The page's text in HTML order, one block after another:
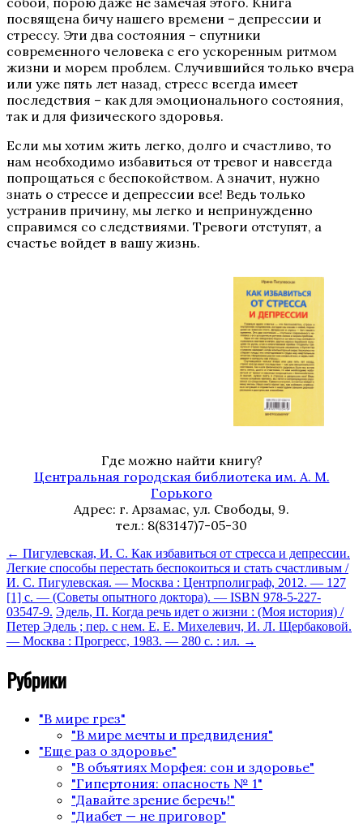
посвящена бичу нашего времени – депрессии и
стрессу. Эти два состояния – спутники
современного человека с его ускоренным ритмом
жизни и морем проблем. Случившийся только вчера
или уже пять лет назад, стресс всегда имеет
последствия – как для эмоционального состояния,
так и для физического здоровья.
Если мы хотим жить легко, долго и счастливо, то
нам необходимо избавиться от тревог и навсегда
попрощаться с беспокойством. А значит, нужно
знать о стрессе и депрессии все! Ведь только
устранив причину, мы легко и непринужденно
справимся со следствиями. Тревоги отступят, а
счастье войдет в вашу жизнь.
Где можно найти книгу?
Центральная городская библиотека им. А. М.
Горького
Адрес: г. Арзамас, ул. Свободы, 9.
тел.: 8(83147)7-05-30
← Пигулевская, И. С. Как избавиться от стресса и депрессии.
Легкие способы перестать беспокоиться и стать счастливым /
И. С. Пигулевская. — Москва : Центрполиграф, 2012. — 127
[1] с. — (Советы опытного доктора). — ISBN 978-5-227-
03547-9. Эдель, П. Когда речь идет о жизни : (Моя история) /
Петер Эдель ; пер. с нем. Е. Е. Михелевич, И. Л. Щербаковой.
— Москва : Прогресс, 1983. — 280 с. : ил. →
Рубрики
"В мире грез"
"В мире мечты и предвидения"
"Еще раз о здоровье"
"В объятиях Морфея: сон и здоровье"
"Гипертония: опасность № 1"
"Давайте зрение беречь!"
"Диабет — не приговор"